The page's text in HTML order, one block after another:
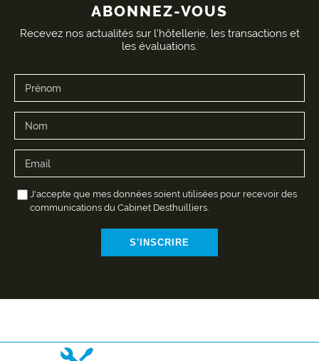
ABONNEZ-VOUS
Recevez nos actualités sur l'hôtellerie, les transactions et
les évaluations.
J'accepte que mes données soient utilisées pour recevoir des
communications du Cabinet Desthuilliers.
S'INSCRIRE